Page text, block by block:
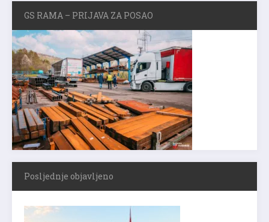
GS RAMA – PRIJAVA ZA POSAO
Posljednje objavljeno